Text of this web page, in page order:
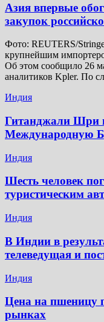
Азия впервые
закупок
Фото: REUTERS/
крупнейшим
Об этом сообщило 26
аналитиков Kpler. По
Индия
Гитанджали Шри
Международную
Индия
Шесть человек
туристическим
Индия
В Индии в
телеведущая и
Индия
Цена на пшеницу
рынках